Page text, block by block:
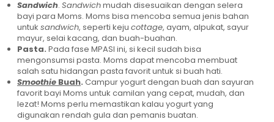
Sandwich. Sandwichmudah disesuaikan dengan selera
bayi para Moms. Moms bisa mencoba semua jenis bahan
untuk sandwich, seperti keju cottage, ayam, alpukat, sayur
mayur, selai kacang, dan buah-buahan.
Pasta. Pada fase MPASI ini, si kecil sudah bisa
mengonsumsi pasta. Moms dapat mencoba membuat
salah satu hidangan pasta favorit untuk si buah hati.
Smoothie Buah. Campur yogurt dengan buah dan sayuran
favorit bayi Moms untuk camilan yang cepat, mudah, dan
lezat! Moms perlu memastikan kalau yogurt yang
digunakan rendah gula dan pemanis buatan.